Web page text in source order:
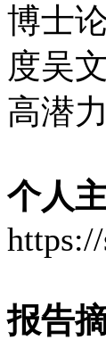
博士
度吴
高潜
个人
报告